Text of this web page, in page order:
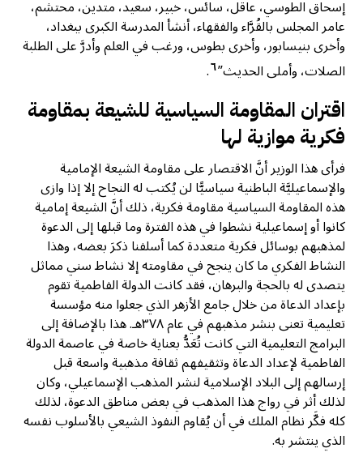
إسحاق الطوسي، عاقل، سائس، خبير، سعيد، متدين، محتشم،
عامر المجلس بالقُرَّاء والفقهاء، أنشأ المدرسة الكبرى ببغداد،
وأخرى بنيسابور، وأخرى بطوس، ورغب في العلم وأدرَّ على الطلبة
الصلات، وأملى الحديث”٦.
اقتران المقاومة السياسية للشيعة بمقاومة
فكرية موازية لها
فرأى هذا الوزير أنَّ الاقتصار على مقاومة الشيعة الإمامية
والإسماعيليَّة الباطنية سياسيًّا لن يُكتب له النجاح إلا إذا وازى
هذه المقاومة السياسية مقاومة فكرية، ذلك أنَّ الشيعة إمامية
كانوا أو إسماعيلية نشطوا في هذه الفترة وما قبلها إلى الدعوة
لمذهبهم بوسائل فكرية متعددة كما أسلفنا ذكرَ بعضه، وهذا
النشاط الفكري ما كان ينجح في مقاومته إلا نشاط سني مماثل
يتصدى له بالحجة والبرهان، فقد كانت الدولة الفاطمية تقوم
بإعداد الدعاة من خلال جامع الأزهر الذي جعلوا منه مؤسسة
تعليمية تعنى بنشر مذهبهم في عام ٣٧٨هـ. هذا بالإضافة إلى
البرامج التعليمية التي كانت تُعَدُّ بعناية خاصة في عاصمة الدولة
الفاطمية لإعداد الدعاة وتثقيفهم ثقافة مذهبية واسعة قبل
إرسالهم إلى البلاد الإسلامية لنشر المذهب الإسماعيلي، وكان
لذلك أثر في رواج هذا المذهب في بعض مناطق الدعوة، لذلك
كله فكَّر نظام الملك في أن يُقاوم النفوذ الشيعي بالأسلوب نفسه
الذي ينتشر به.